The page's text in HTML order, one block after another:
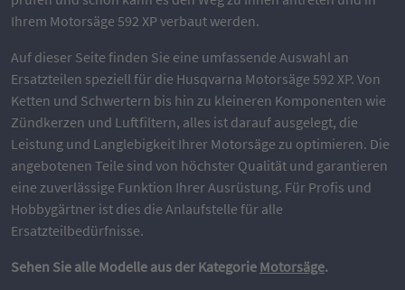
Ihrem Motorsäge 592 XP verbaut werden.
Auf dieser Seite finden Sie eine umfassende Auswahl an
Ersatzteilen speziell für die Husqvarna Motorsäge 592 XP. Von
Ketten und Schwertern bis hin zu kleineren Komponenten wie
Zündkerzen und Luftfiltern, alles ist darauf ausgelegt, die
Leistung und Langlebigkeit Ihrer Motorsäge zu optimieren. Die
angebotenen Teile sind von höchster Qualität und garantieren
eine zuverlässige Funktion Ihrer Ausrüstung. Für Profis und
Hobbygärtner ist dies die Anlaufstelle für alle
Ersatzteilbedürfnisse.
Sehen Sie alle Modelle aus der Kategorie Motorsäge.